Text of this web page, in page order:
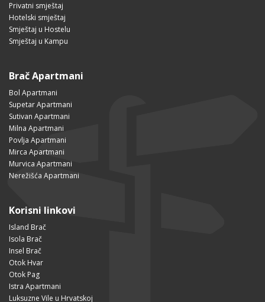
Privatni smještaj
Hotelski smještaj
Smještaj u Hostelu
Smještaj u Kampu
Brač Apartmani
Bol Apartmani
Supetar Apartmani
Sutivan Apartmani
Milna Apartmani
Povlja Apartmani
Mirca Apartmani
Murvica Apartmani
Nerežišća Apartmani
Korisni linkovi
Island Brač
Isola Brač
Insel Brač
Otok Hvar
Otok Pag
Istra Apartmani
Luksuzne Vile u Hrvatskoj